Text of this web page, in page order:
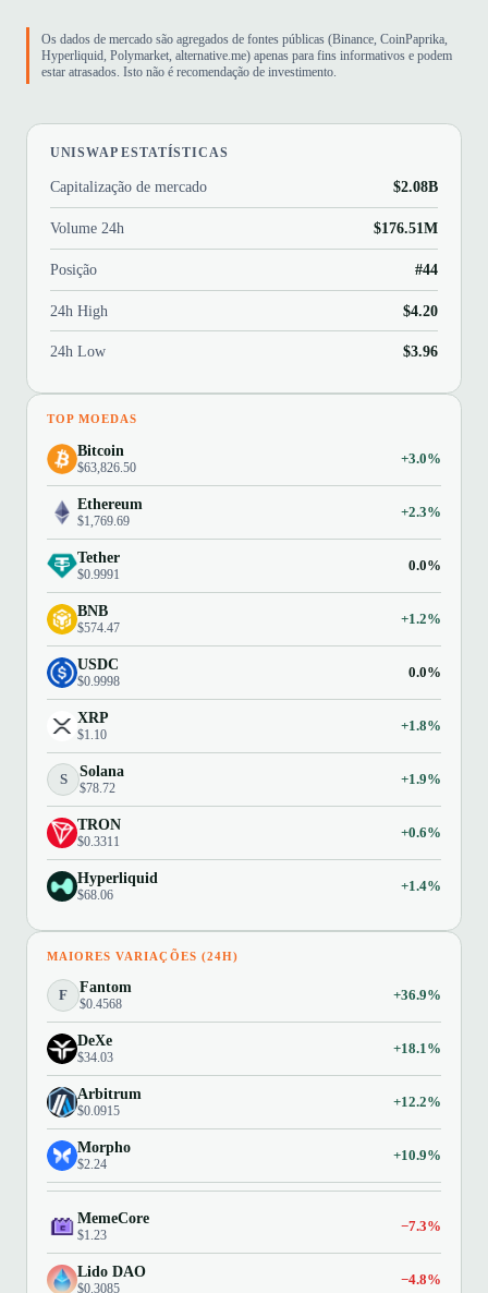
Os dados de mercado são agregados de fontes públicas (Binance, CoinPaprika,
Hyperliquid, Polymarket, alternative.me) apenas para fins informativos e podem
estar atrasados. Isto não é recomendação de investimento.
UNISWAP ESTATÍSTICAS
Capitalização de mercado $2.08B
Volume 24h $176.51M
Posição #44
24h High $4.20
24h Low $3.96
TOP MOEDAS
Bitcoin
$63,826.50
+3.0%
Ethereum
$1,769.69
+2.3%
Tether
$0.9991
0.0%
BNB
$574.47
+1.2%
USDC
$0.9998
0.0%
XRP
$1.10
+1.8%
S Solana
$78.72
+1.9%
TRON
$0.3311
+0.6%
Hyperliquid
$68.06
+1.4%
MAIORES VARIAÇÕES (24H)
F Fantom
$0.4568
+36.9%
DeXe
$34.03
+18.1%
Arbitrum
$0.0915
+12.2%
Morpho
$2.24
+10.9%
MemeCore
$1.23
−7.3%
Lido DAO
$0.3085
−4.8%